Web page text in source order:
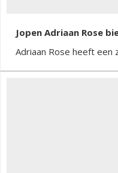
Jopen Adriaan Rose
Adriaan Rose heeft een